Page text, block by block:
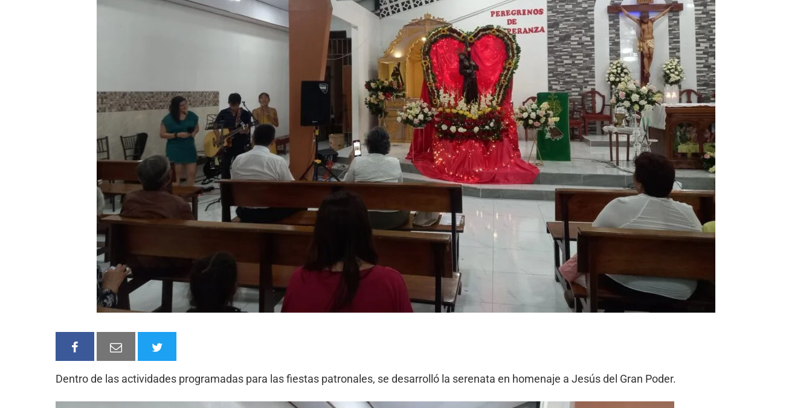
Dentro de las actividades programadas para las fiestas patronales, se desarrolló la serenata en homenaje a Jesús del Gran Poder.